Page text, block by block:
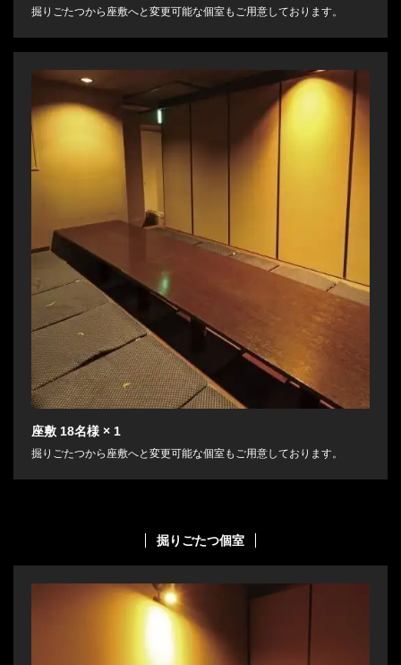
掘りごたつから座敷へと変更可能な個室もご用意しております。
座敷 18名様 × 1
掘りごたつから座敷へと変更可能な個室もご用意しております。
掘りごたつ個室